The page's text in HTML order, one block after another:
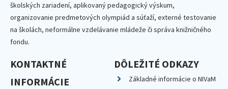
školských zariadení, aplikovaný pedagogický výskum,
organizovanie predmetových olympiád a súťaží, externé testovanie
na školách, neformálne vzdelávanie mládeže či správa knižničného
fondu.
KONTAKTNÉ
INFORMÁCIE
DÔLEŽITÉ ODKAZY
Základné informácie o NIVaM